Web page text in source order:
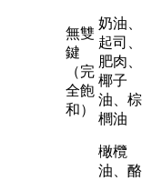
無雙
鍵
（完
全飽
和）
奶油、
起司、
肥肉、
椰子
油、棕
櫚油
橄欖
油、酪